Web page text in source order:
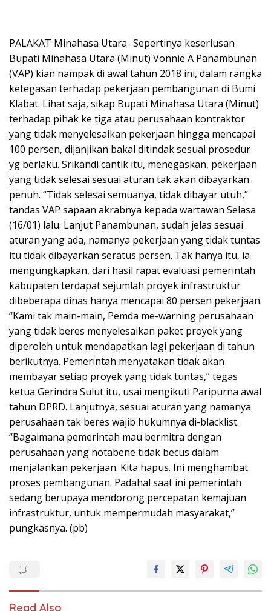
PALAKAT Minahasa Utara- Sepertinya keseriusan
Bupati Minahasa Utara (Minut) Vonnie A Panambunan
(VAP) kian nampak di awal tahun 2018 ini, dalam rangka
ketegasan terhadap pekerjaan pembangunan di Bumi
Klabat. Lihat saja, sikap Bupati Minahasa Utara (Minut)
terhadap pihak ke tiga atau perusahaan kontraktor
yang tidak menyelesaikan pekerjaan hingga mencapai
100 persen, dijanjikan bakal ditindak sesuai prosedur
yg berlaku. Srikandi cantik itu, menegaskan, pekerjaan
yang tidak selesai sesuai aturan tak akan dibayarkan
penuh. “Tidak selesai semuanya, tidak dibayar utuh,”
tandas VAP sapaan akrabnya kepada wartawan Selasa
(16/01) lalu. Lanjut Panambunan, sudah jelas sesuai
aturan yang ada, namanya pekerjaan yang tidak tuntas
itu tidak dibayarkan seratus persen. Tak hanya itu, ia
mengungkapkan, dari hasil rapat evaluasi pemerintah
kabupaten terdapat sejumlah proyek infrastruktur
dibeberapa dinas hanya mencapai 80 persen pekerjaan.
“Kami tak main-main, Pemda me-warning perusahaan
yang tidak beres menyelesaikan paket proyek yang
diperoleh untuk mendapatkan lagi pekerjaan di tahun
berikutnya. Pemerintah menyatakan tidak akan
membayar setiap proyek yang tidak tuntas,” tegas
ketua Gerindra Sulut itu, usai mengikuti Paripurna awal
tahun DPRD. Lanjutnya, sesuai aturan yang namanya
perusahaan tak beres wajib hukumnya di-blacklist.
“Bagaimana pemerintah mau bermitra dengan
perusahaan yang notabene tidak becus dalam
menjalankan pekerjaan. Kita hapus. Ini menghambat
proses pembangunan. Padahal saat ini pemerintah
sedang berupaya mendorong percepatan kemajuan
infrastruktur, untuk mempermudah masyarakat,”
pungkasnya. (pb)
Read Also